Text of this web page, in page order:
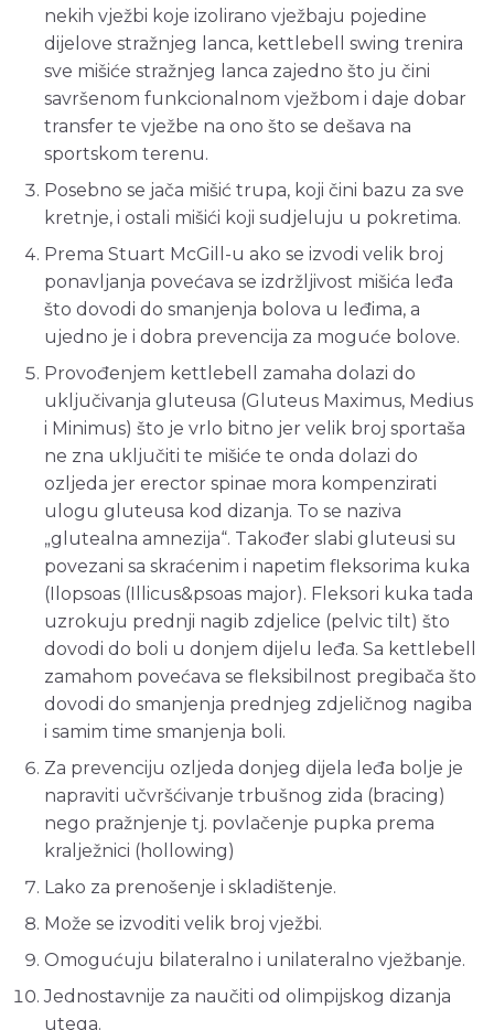
nekih vježbi koje izolirano vježbaju pojedine
dijelove stražnjeg lanca, kettlebell swing trenira
sve mišiće stražnjeg lanca zajedno što ju čini
savršenom funkcionalnom vježbom i daje dobar
transfer te vježbe na ono što se dešava na
sportskom terenu.
Posebno se jača mišić trupa, koji čini bazu za sve
kretnje, i ostali mišići koji sudjeluju u pokretima.
Prema Stuart McGill-u ako se izvodi velik broj
ponavljanja povećava se izdržljivost mišića leđa
što dovodi do smanjenja bolova u leđima, a
ujedno je i dobra prevencija za moguće bolove.
Provođenjem kettlebell zamaha dolazi do
uključivanja gluteusa (Gluteus Maximus, Medius
i Minimus) što je vrlo bitno jer velik broj sportaša
ne zna uključiti te mišiće te onda dolazi do
ozljeda jer erector spinae mora kompenzirati
ulogu gluteusa kod dizanja. To se naziva
„glutealna amnezija“. Također slabi gluteusi su
povezani sa skraćenim i napetim fleksorima kuka
(Ilopsoas (Illicus&psoas major). Fleksori kuka tada
uzrokuju prednji nagib zdjelice (pelvic tilt) što
dovodi do boli u donjem dijelu leđa. Sa kettlebell
zamahom povećava se fleksibilnost pregibača što
dovodi do smanjenja prednjeg zdjeličnog nagiba
i samim time smanjenja boli.
Za prevenciju ozljeda donjeg dijela leđa bolje je
napraviti učvršćivanje trbušnog zida (bracing)
nego pražnjenje tj. povlačenje pupka prema
kralježnici (hollowing)
Lako za prenošenje i skladištenje.
Može se izvoditi velik broj vježbi.
Omogućuju bilateralno i unilateralno vježbanje.
Jednostavnije za naučiti od olimpijskog dizanja
utega.